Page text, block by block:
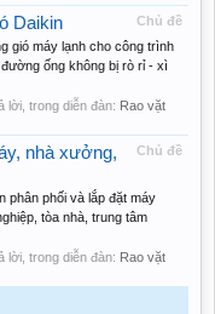
Chủ đề
Daikin
gió máy lạnh cho công trình
ống không bị rò rỉ - xì
lời, trong diễn đàn: Rao vặt
Chủ đề
nhà xưởng,
phân phối và lắp đặt máy
tòa nhà, trung tâm
lời, trong diễn đàn: Rao vặt